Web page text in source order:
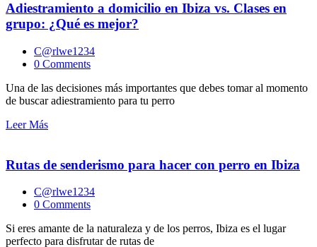
Adiestramiento a domicilio en Ibiza vs. Clases en
grupo: ¿Qué es mejor?
C@rlwe1234
0 Comments
Una de las decisiones más importantes que debes tomar al momento
de buscar adiestramiento para tu perro
Leer Más
Rutas de senderismo para hacer con perro en Ibiza
C@rlwe1234
0 Comments
Si eres amante de la naturaleza y de los perros, Ibiza es el lugar
perfecto para disfrutar de rutas de